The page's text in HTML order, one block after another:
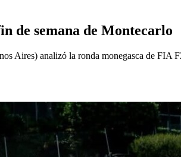
de semana de Montecarlo
Aires) analizó la ronda monegasca de FIA